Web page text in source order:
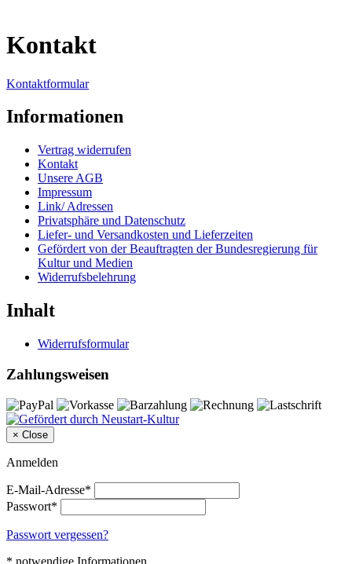
Kontakt
Kontaktformular
Informationen
Vertrag widerrufen
Kontakt
Unsere AGB
Impressum
Link/ Adressen
Privatsphäre und Datenschutz
Liefer- und Versandkosten und Lieferzeiten
Gefördert von der Beauftragten der Bundesregierung für
Kultur und Medien
Widerrufsbelehrung
Inhalt
Widerrufsformular
Zahlungsweisen
× Close
Anmelden
E-Mail-Adresse*
Passwort*
Passwort vergessen?
* notwendige Informationen